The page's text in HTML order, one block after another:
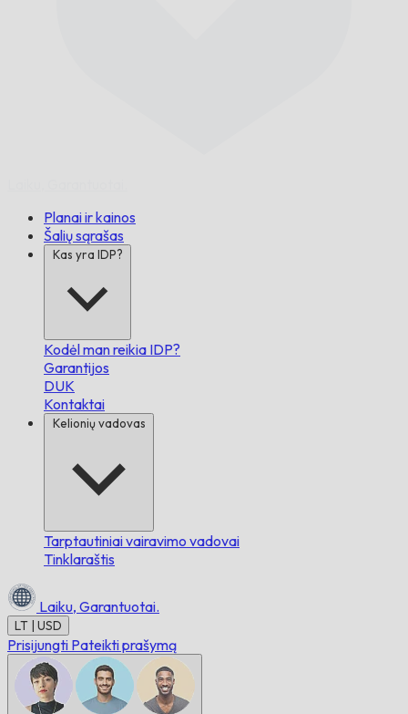
Planai ir kainos
Šalių sąrašas
Kas yra IDP?
Kodėl man reikia IDP?
Garantijos
DUK
Kontaktai
Kelionių vadovas
Tarptautiniai vairavimo vadovai
Tinklaraštis
Laiku, Garantuotai.
LT | USD
Prisijungti Pateikti prašymą